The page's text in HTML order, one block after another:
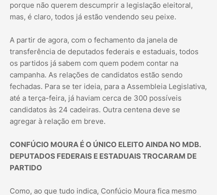
porque não querem descumprir a legislação eleitoral,
mas, é claro, todos já estão vendendo seu peixe.
A partir de agora, com o fechamento da janela de
transferência de deputados federais e estaduais, todos
os partidos já sabem com quem podem contar na
campanha. As relações de candidatos estão sendo
fechadas. Para se ter ideia, para a Assembleia Legislativa,
até a terça-feira, já haviam cerca de 300 possíveis
candidatos às 24 cadeiras. Outra centena deve se
agregar à relação em breve.
CONFÚCIO MOURA É O ÚNICO ELEITO AINDA NO MDB.
DEPUTADOS FEDERAIS E ESTADUAIS TROCARAM DE
PARTIDO
Como, ao que tudo indica, Confúcio Moura fica mesmo